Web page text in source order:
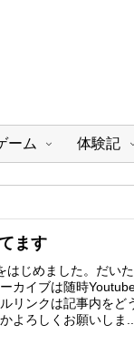
ーム 体験記
ます
はじめました。だい
カイブは随時
リンクは記事内をど
よろしくお願いしま...